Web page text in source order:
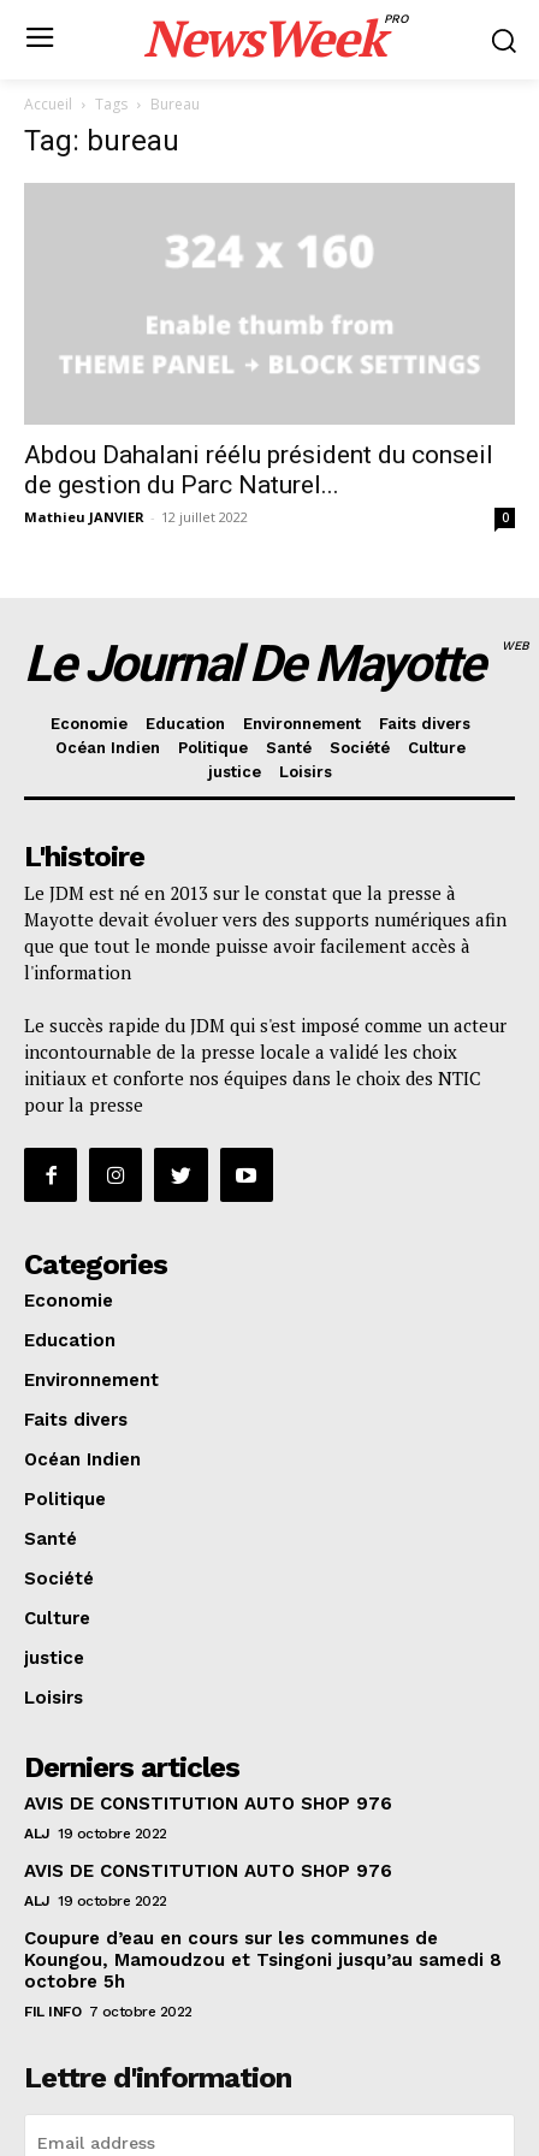
NewsWeekPRO
Accueil Tags Bureau
Tag: bureau
Abdou Dahalani réélu président du conseil
de gestion du Parc Naturel...
Mathieu JANVIER - 12 juillet 2022 0
Le Journal De Mayotte WEB
Economie Education Environnement
Faits divers
Océan Indien
Politique Santé Société
Culture
justice
Loisirs
L'histoire
Le JDM est né en 2013 sur le constat que la presse à
Mayotte devait évoluer vers des supports numériques afin
que que tout le monde puisse avoir facilement accès à
l'information
Le succès rapide du JDM qui s'est imposé comme un acteur
incontournable de la presse locale a validé les choix
initiaux et conforte nos équipes dans le choix des NTIC
pour la presse
Categories
Economie
Education
Environnement
Faits divers
Océan Indien
Politique
Santé
Société
Culture
justice
Loisirs
Derniers articles
AVIS DE CONSTITUTION AUTO SHOP 976
ALJ 19 octobre 2022
AVIS DE CONSTITUTION AUTO SHOP 976
ALJ 19 octobre 2022
Coupure d’eau en cours sur les communes de
Koungou, Mamoudzou et Tsingoni jusqu’au samedi 8
octobre 5h
FIL INFO 7 octobre 2022
Lettre d'information